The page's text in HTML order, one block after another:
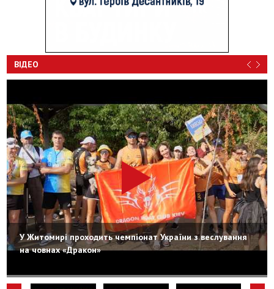
ВІДЕО
У Житомирі проходить чемпіонат України з веслування
на човнах «Дракон»